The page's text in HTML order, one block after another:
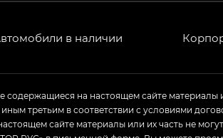
— GS, Джи Эль с элементы
в наличии
на настоящем сайте
третьим в соответствии с условиями
сайте материалы или их часть не